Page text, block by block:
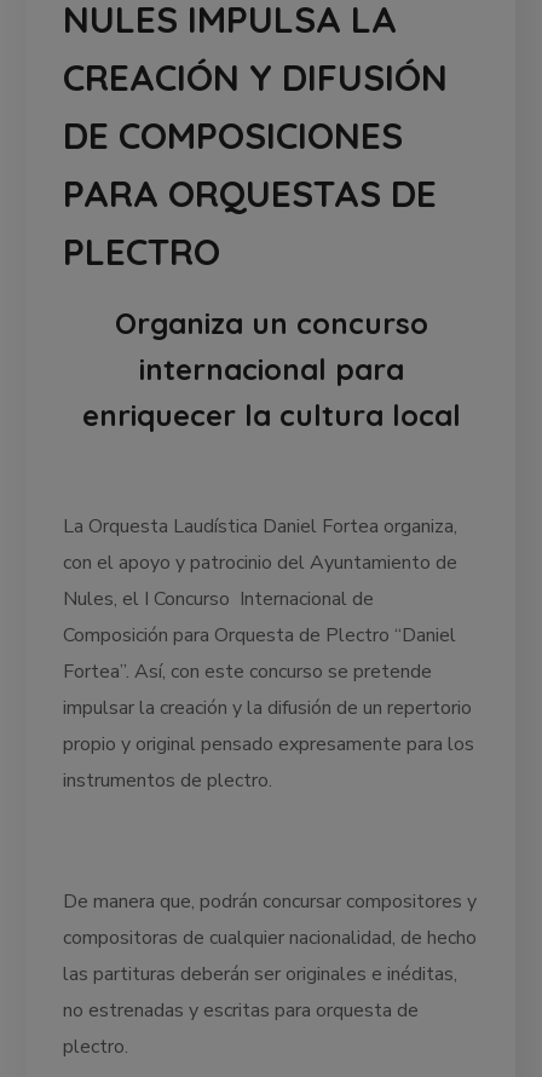
NULES IMPULSA LA
CREACIÓN Y DIFUSIÓN
DE COMPOSICIONES
PARA ORQUESTAS DE
PLECTRO
Organiza un concurso
internacional para
enriquecer la cultura local
La Orquesta Laudística Daniel Fortea organiza,
con el apoyo y patrocinio del Ayuntamiento de
Nules, el I Concurso Internacional de
Composición para Orquesta de Plectro “Daniel
Fortea”. Así, con este concurso se pretende
impulsar la creación y la difusión de un repertorio
propio y original pensado expresamente para los
instrumentos de plectro.
De manera que, podrán concursar compositores y
compositoras de cualquier nacionalidad, de hecho
las partituras deberán ser originales e inéditas,
no estrenadas y escritas para orquesta de
plectro.